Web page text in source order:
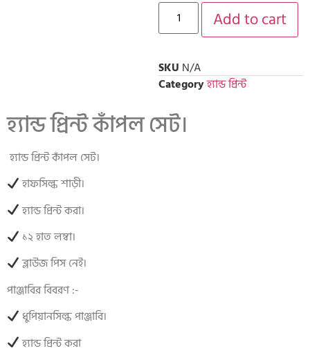
Add to cart
SKU N/A
Categoryহ্যান্ড প্রিন্ট
হ্যান্ড প্রিন্ট কাঁপল সেট।
হ্যান্ড প্রিন্ট কাঁপল সেট।
হাফসিল্ক শাড়ী।
হ্যান্ড প্রিন্ট করা।
১২ হাত লম্বা।
ব্লাউজ পিস নেই।
পাঞ্জাবির বিবরণ :-
ধুপিয়ানসিল্ক পাঞ্জাবি।
হ্যান্ড প্রিন্ট করা